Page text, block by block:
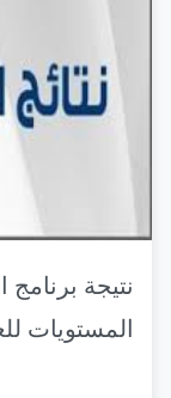
نتيجة برنامج
المستويات للعام